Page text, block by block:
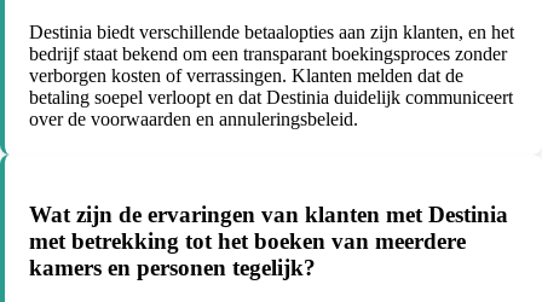
Destinia biedt verschillende betaalopties aan zijn klanten, en het
bedrijf staat bekend om een transparant boekingsproces zonder
verborgen kosten of verrassingen. Klanten melden dat de
betaling soepel verloopt en dat Destinia duidelijk communiceert
over de voorwaarden en annuleringsbeleid.
Wat zijn de ervaringen van klanten met Destinia
met betrekking tot het boeken van meerdere
kamers en personen tegelijk?